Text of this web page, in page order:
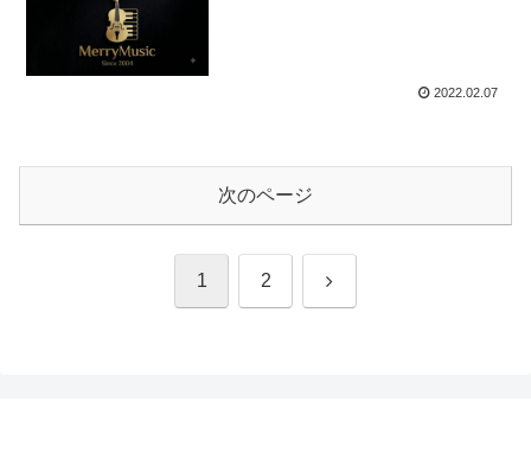
2022.02.07
次のページ
1 2 次